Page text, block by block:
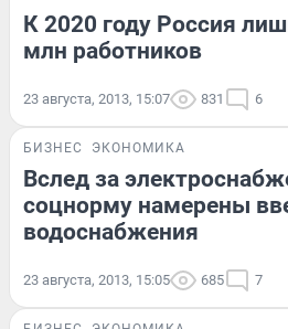
К 2020 году Россия
млн работников
23 августа, 2013, 15:07 831 6
БИЗНЕС ЭКОНОМИКА
Вслед за
соцнорму намерены
водоснабжения
23 августа, 2013, 15:05 685 7